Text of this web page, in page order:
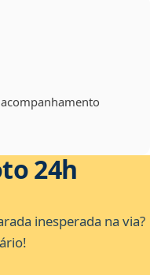
24h
inesperada na via?